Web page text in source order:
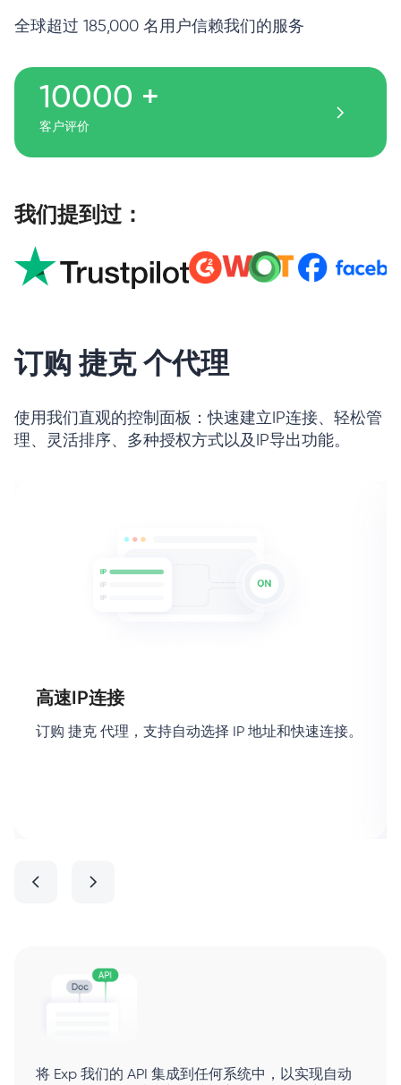
全球超过 185,000 名用户信赖我们的服务
10000 +
客户评价
我们提到过：
订购 捷克 个代理
使用我们直观的控制面板：快速建立IP连接、轻松管
理、灵活排序、多种授权方式以及IP导出功能。
高速IP连接
订购 捷克 代理，支持自动选择 IP 地址和快速连接。
将 Exp 我们的 API 集成到任何系统中，以实现自动